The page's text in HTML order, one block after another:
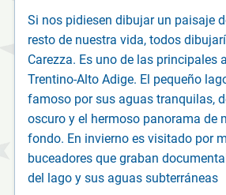
Si nos pidiesen dibujar un paisaje
resto de nuestra vida, todos
Carezza. Es uno de las principales
Trentino-Alto Adige. El pequeño
famoso por sus aguas tranquilas,
oscuro y el hermoso panorama de
fondo. En invierno es visitado por
buceadores que graban
del lago y sus aguas subterráneas